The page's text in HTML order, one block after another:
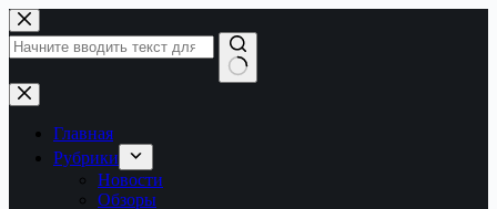
Перейти
к
сути
Ничего
не
найденоГлавная
Рубрики
Новости
Обзоры